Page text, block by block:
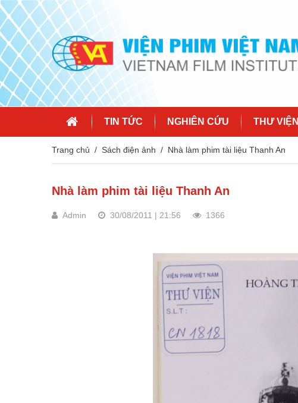
TIN TỨC NGHIÊN CỨU THƯ VIỆN
Trang chủ Sách điện ảnh Nhà làm phim tài liệu Thanh An
Nhà làm phim tài liệu Thanh An
Admin 30/08/2011 | 21:56 1366